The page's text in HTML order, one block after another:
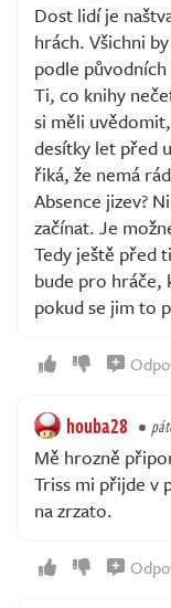
Dost lidí je
hrách. Všichni
podle
Ti, co knihy
si měli
desítky let před
řiká, že nemá
Absence jizev?
začínat. Je
Tedy ještě před
bude pro hráče,
pokud se jim to
houba28
Mě hrozně
Triss mi přijde v
na zrzato.